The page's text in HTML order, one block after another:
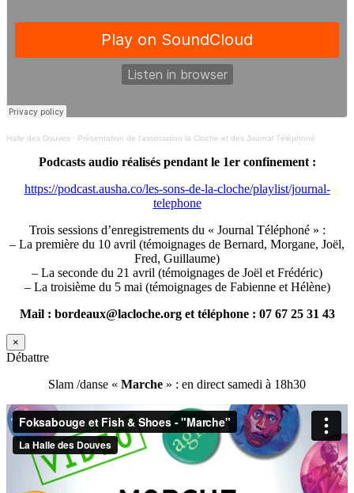
Halle des Douves · Présentation de l’association la Cloche et des Journal Téléphoné
Podcasts audio réalisés pendant le 1er confinement :
https://podcast.ausha.co/les-sons-de-la-cloche/playlist/journal-
telephone
Trois sessions d’enregistrements du « Journal Téléphoné » :
– La première du 10 avril (témoignages de Bernard, Morgane, Joël,
Fred, Guillaume)
– La seconde du 21 avril (témoignages de Joël et Frédéric)
– La troisième du 5 mai (témoignages de Fabienne et Hélène)
Mail : bordeaux@lacloche.org et téléphone : 07 67 25 31 43
×
Débattre
Slam /danse « Marche » : en direct samedi à 18h30